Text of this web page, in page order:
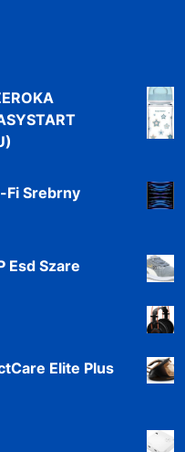
Fi Srebrny
Esd Szare
Elite Plus